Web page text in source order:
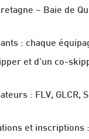
– Baie de
: chaque
et d’un co-
: FLV, GLCR,
et inscriptions :